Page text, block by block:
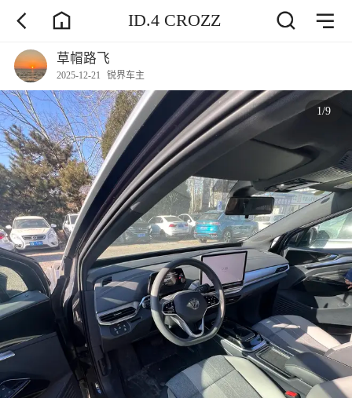
ID.4 CROZZ
草帽路飞
2025-12-21 锐界车主
1/9